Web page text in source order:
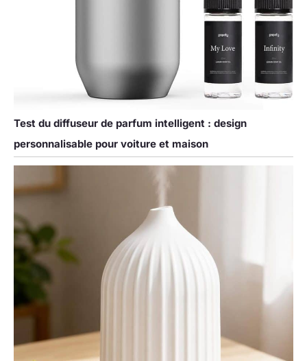
Test du diffuseur de parfum intelligent : design
personnalisable pour voiture et maison